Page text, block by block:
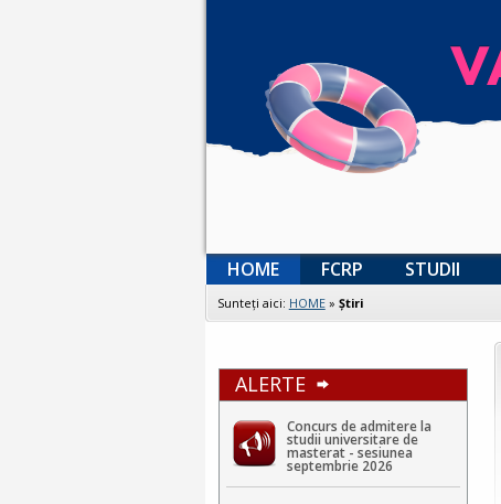
HOME FCRP STUDII
Sunteţi aici: HOME» Ştiri
ALERTE
Concurs de admitere la
studii universitare de
masterat - sesiunea
septembrie 2026